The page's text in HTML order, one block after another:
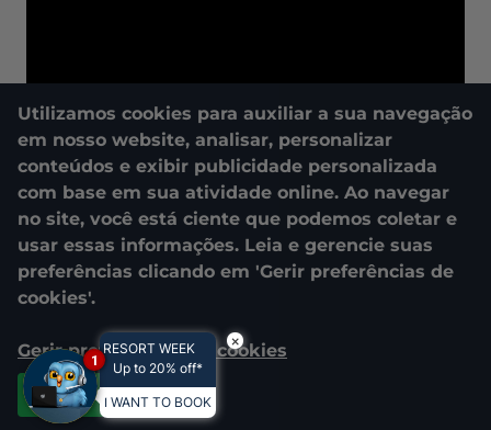
Utilizamos cookies para auxiliar a sua navegação
em nosso website, analisar, personalizar
conteúdos e exibir publicidade personalizada
com base em sua atividade online. Ao navegar
no site, você está ciente que podemos coletar e
usar essas informações. Leia e gerencie suas
preferências clicando em 'Gerir preferências de
cookies'.
Gerir preferências de cookies
Aceitar todos
×
RESORT WEEK
Up to 20% off*
I WANT TO BOOK
1